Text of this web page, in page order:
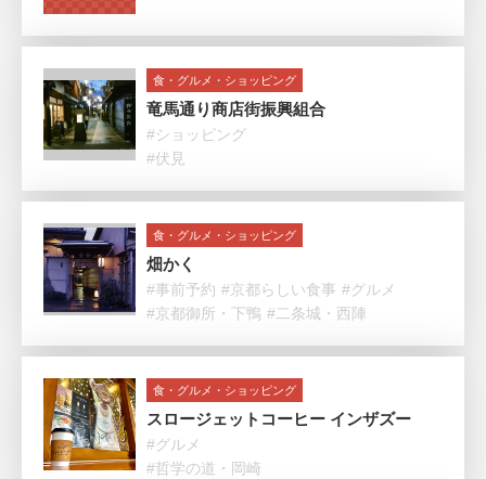
食・グルメ・ショッピング
竜馬通り商店街振興組合
#ショッピング
#伏見
食・グルメ・ショッピング
畑かく
#事前予約 #京都らしい食事 #グルメ
#京都御所・下鴨 #二条城・西陣
食・グルメ・ショッピング
スロージェットコーヒー インザズー
#グルメ
#哲学の道・岡崎